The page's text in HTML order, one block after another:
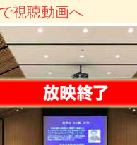
視聴動画へ